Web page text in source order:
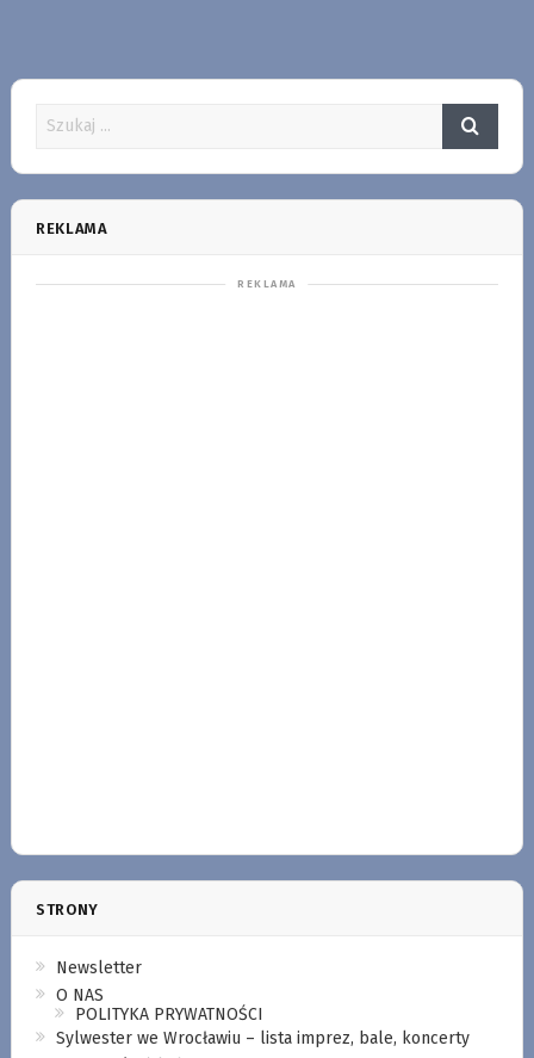
REKLAMA
STRONY
Newsletter
O NAS
POLITYKA PRYWATNOŚCI
Sylwester we Wrocławiu – lista imprez, bale, koncerty